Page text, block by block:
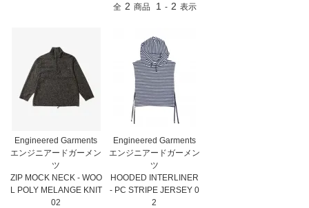
全 2 商品 1 - 2 表示
Engineered Garments
エンジニアードガーメン
ツ
ZIP MOCK NECK - WOO
L POLY MELANGE KNIT
02
Engineered Garments
エンジニアードガーメン
ツ
HOODED INTERLINER
- PC STRIPE JERSEY 0
2